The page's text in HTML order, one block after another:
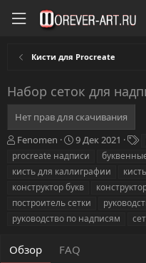
Кисти для Procreate
Набор сеток для
Нет прав для скачивания
А
в
о
р
Fenomen
Д
а
а
с
о
з
н
9 Дек 2021
е
и
procreate надписи
кисть для каллиграфии
конструктор букв
построитель сетки
руководство по надписям
Обзор FAQ